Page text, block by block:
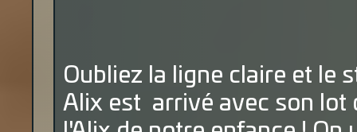
Oubliez la ligne claire et le
Alix est arrivé avec son lot